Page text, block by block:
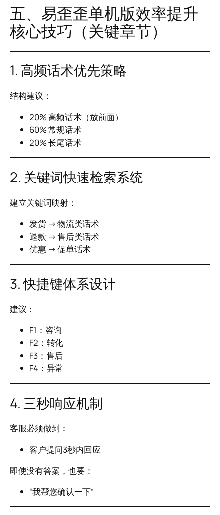
五、易歪歪单机版效率提升
核心技巧（关键章节）
1. 高频话术优先策略
结构建议：
20% 高频话术（放前面）
60% 常规话术
20% 长尾话术
2. 关键词快速检索系统
建立关键词映射：
发货 → 物流类话术
退款 → 售后类话术
优惠 → 促单话术
3. 快捷键体系设计
建议：
F1：咨询
F2：转化
F3：售后
F4：异常
4. 三秒响应机制
客服必须做到：
客户提问3秒内回应
即使没有答案，也要：
“我帮您确认一下”